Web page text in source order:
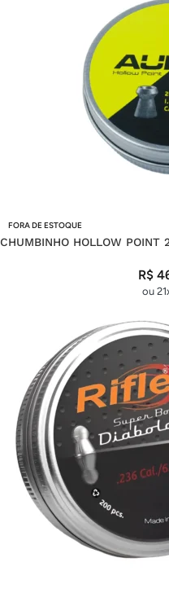
FORA DE ESTOQUE
CHUMBINHO HOLLOW POINT
R$
ou